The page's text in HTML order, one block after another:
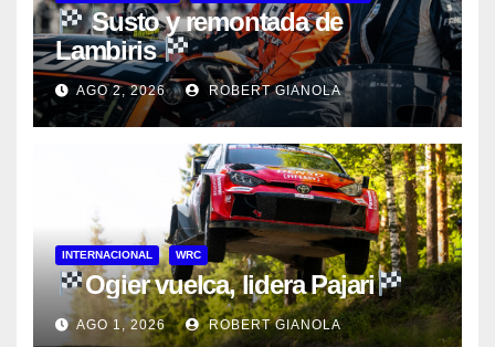
Susto y remontada de
Lambiris
AGO 2, 2026 ROBERT GIANOLA
INTERNACIONAL WRC
Ogier vuelca, lidera Pajari
AGO 1, 2026 ROBERT GIANOLA